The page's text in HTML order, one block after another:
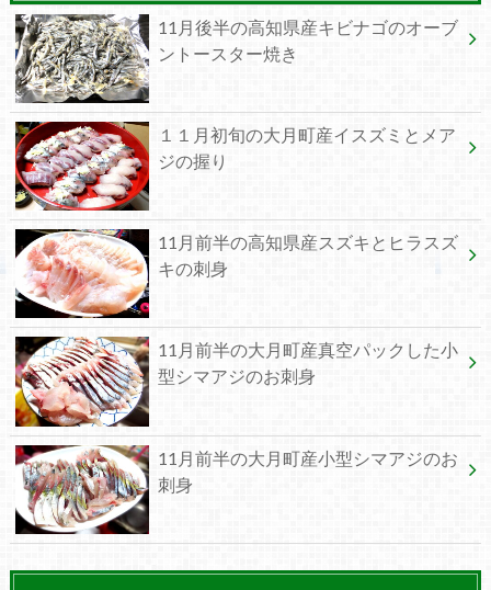
11月後半の高知県産キビナゴのオーブ
ントースター焼き
１１月初旬の大月町産イスズミとメア
ジの握り
11月前半の高知県産スズキとヒラスズ
キの刺身
11月前半の大月町産真空パックした小
型シマアジのお刺身
11月前半の大月町産小型シマアジのお
刺身